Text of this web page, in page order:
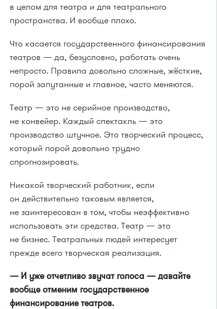
в целом для театра и для театрального
пространства. И вообще плохо.
Что касается государственного финансирования
театров — да, безусловно, работать очень
непросто. Правила довольно сложные, жёсткие,
порой запутанные и главное, часто меняются.
Театр — это не серийное производство,
не конвейер. Каждый спектакль — это
производство штучное. Это творческий процесс,
который порой довольно трудно
спрогнозировать.
Никакой творческий работник, если
он действительно таковым является,
не заинтересован в том, чтобы неэффективно
использовать эти средства. Театр — это
не бизнес. Театральных людей интересует
прежде всего творческая реализация.
— И уже отчетливо звучат голоса — давайте
вообще отменим государственное
финансирование театров.